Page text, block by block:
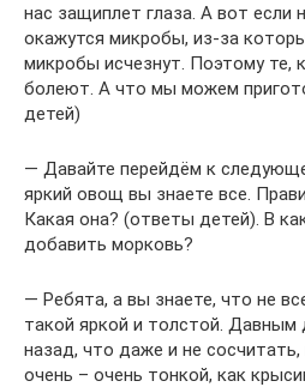
нас защиплет глаза. А вот если
окажутся микробы, из-за
микробы исчезнут. Поэтому те,
болеют. А что мы можем
детей)
— Давайте перейдём к
яркий овощ вы знаете все.
Какая она? (ответы детей). В
добавить морковь?
— Ребята, а вы знаете, что не
такой яркой и толстой. Давным
назад, что даже и не
очень – очень тонкой, как